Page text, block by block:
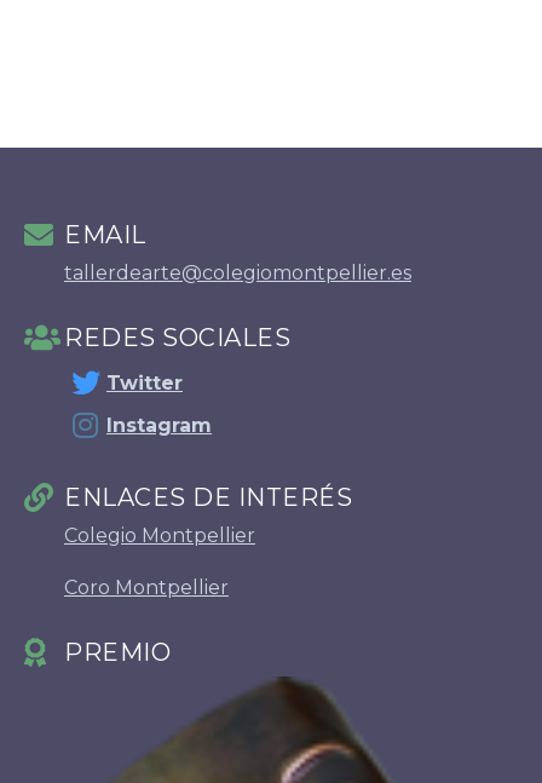
EMAIL
tallerdearte@colegiomontpellier.es
REDES SOCIALES
Twitter
Instagram
ENLACES DE INTERÉS
Colegio Montpellier
Coro Montpellier
PREMIO